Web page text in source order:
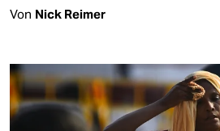
Von Nick Reimer